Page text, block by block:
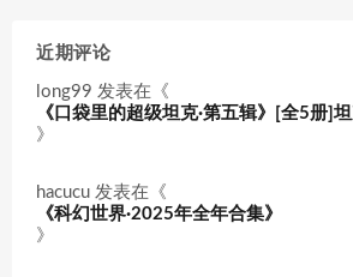
近期评论
long99 发表在《
《口袋里的超级坦克·第五辑》[全5册]
》
hacucu 发表在《
《科幻世界·2025年全年合集》
》